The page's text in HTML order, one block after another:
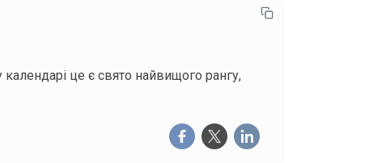
це є свято найвищого рангу,